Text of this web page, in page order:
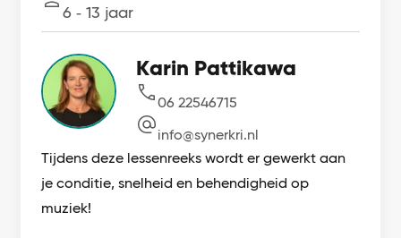
Leeftijd
6 ‐ 13 jaar
Karin Pattikawa
06 22546715
info@synerkri.nl
Tijdens deze lessenreeks wordt er gewerkt aan
je conditie, snelheid en behendigheid op
muziek!